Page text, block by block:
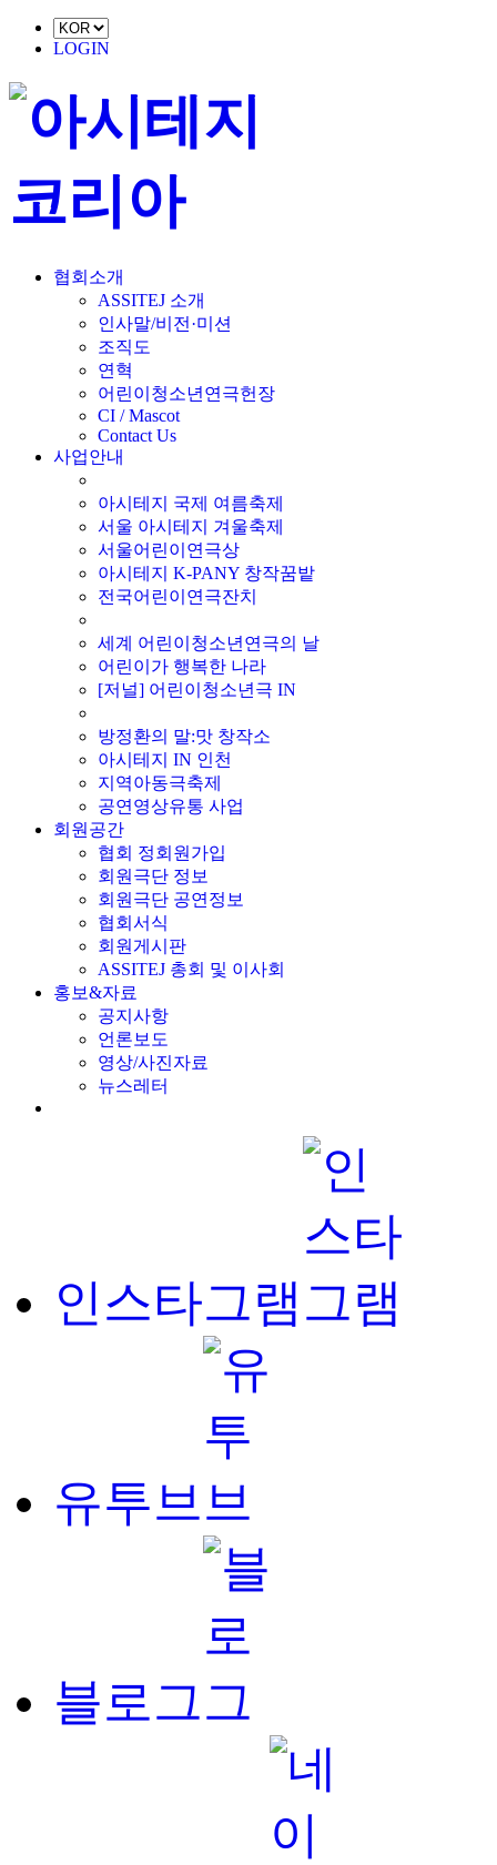
LOGIN
협회소개
ASSITEJ 소개
인사말/비전·미션
조직도
연혁
어린이청소년연극헌장
CI / Mascot
Contact Us
사업안내
아시테지 국제 여름축제
서울 아시테지 겨울축제
서울어린이연극상
아시테지 K-PANY 창작꿈밭
전국어린이연극잔치
세계 어린이청소년연극의 날
어린이가 행복한 나라
[저널] 어린이청소년극 IN
방정환의 말:맛 창작소
아시테지 IN 인천
지역아동극축제
공연영상유통 사업
회원공간
협회 정회원가입
회원극단 정보
회원극단 공연정보
협회서식
회원게시판
ASSITEJ 총회 및 이사회
홍보&자료
공지사항
언론보도
영상/사진자료
뉴스레터
인스타그램
유투브
블로그